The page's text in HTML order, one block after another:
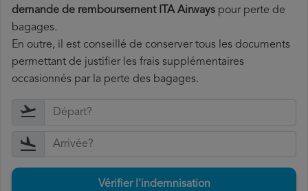
demande de remboursement ITA Airways pour perte de
bagages.
En outre, il est conseillé de conserver tous les documents
permettant de justifier les frais supplémentaires
occasionnés par la perte des bagages.
Vérifier l'indemnisation